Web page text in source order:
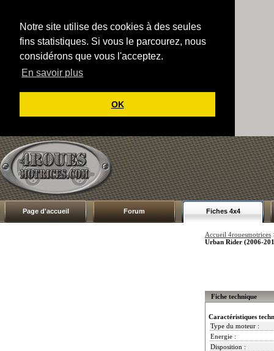
Notre site utilise des cookies à des seules
fins statistiques. Si vous le parcourez, nous
considérons que vous l'acceptez.
En savoir plus
OK
Page d'accueil Forum Fiches 4x4
Accueil 4rouesmotrices
Urban Rider (2006-
Fiche technique
Caractéristiques
Type du moteur :
Energie :
Disposition :